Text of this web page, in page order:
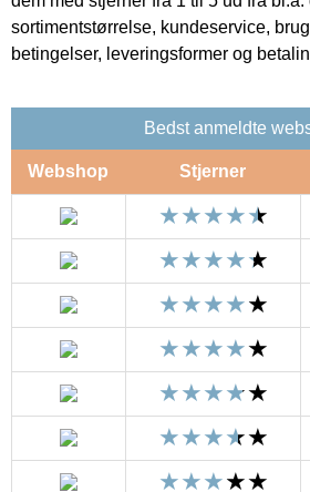
sortimentstørrelse, kundeservice,
betingelser, leveringsformer og
Bedst anmeldte
Webshop Stjerner